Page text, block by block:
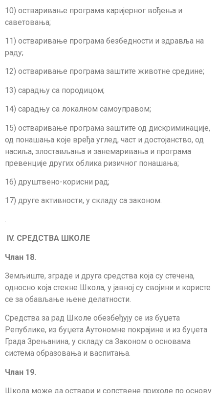
10) остваривање програма каријерног вођења и
саветовања;
11) остваривање програма безбедности и здравља на
раду;
12) остваривање програма заштите животне средине;
13) сарадњу са породицом;
14) сарадњу са локалном самоуправом;
15) остваривање програма заштите од дискриминације,
од понашања које вређа углед, част и достојанство, од
насиља, злостављања и занемаривања и програма
превенције других облика ризичног понашања;
16) друштвено-корисни рад;
17) друге активности, у складу са законом.
IV. СРЕДСТВА ШКОЛЕ
Члан 18.
Земљиште, зграде и друга средства која су стечена,
односно која стекне Шко­ла, у јавној су својини и користе
се за обављање њене делатности.
Средства за рад Школе обезбеђују се из буџета
Републике, из буџета Аутоном­не покрајине и из буџета
Града Зрењанина, у складу са Законом о основама
система образовања и васпитања.
Члан 19.
Школа може да оствари и сопствене приходе по основу